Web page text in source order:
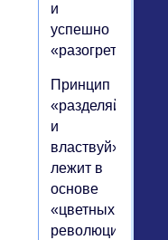
и
успешно
«разогреты».
Принцип
«разделяй
и
властвуй»
лежит в
основе
«цветных
революций»,